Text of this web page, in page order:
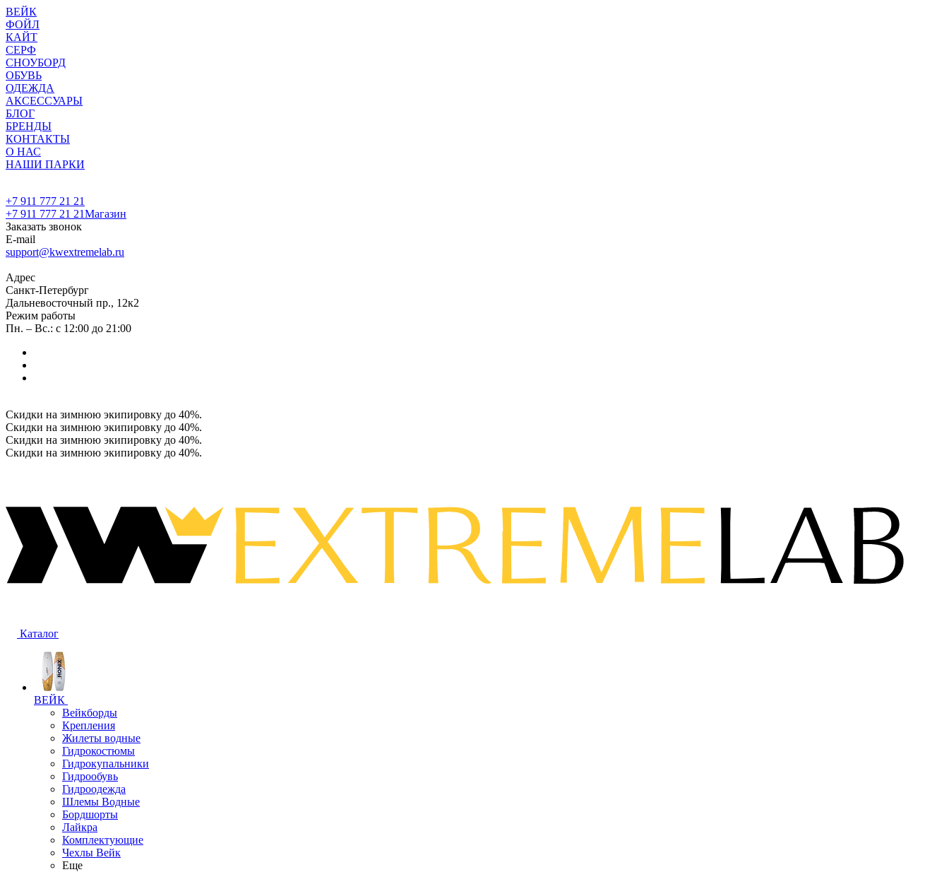
ВЕЙК
ФОЙЛ
КАЙТ
СЕРФ
СНОУБОРД
ОБУВЬ
ОДЕЖДА
АКСЕССУАРЫ
БЛОГ
БРЕНДЫ
КОНТАКТЫ
О НАС
НАШИ ПАРКИ
+7 911 777 21 21
+7 911 777 21 21Магазин
Заказать звонок
E-mail
support@kwextremelab.ru
Адрес
Санкт-Петербург
Дальневосточный пр., 12к2
Режим работы
Пн. – Вс.: с 12:00 до 21:00
Скидки на зимнюю экипировку до 40%.
Скидки на зимнюю экипировку до 40%.
Скидки на зимнюю экипировку до 40%.
Скидки на зимнюю экипировку до 40%.
Каталог
ВЕЙК
Вейкборды
Крепления
Жилеты водные
Гидрокостюмы
Гидрокупальники
Гидрообувь
Гидроодежда
Шлемы Водные
Бордшорты
Лайкра
Комплектующие
Чехлы Вейк
Еще